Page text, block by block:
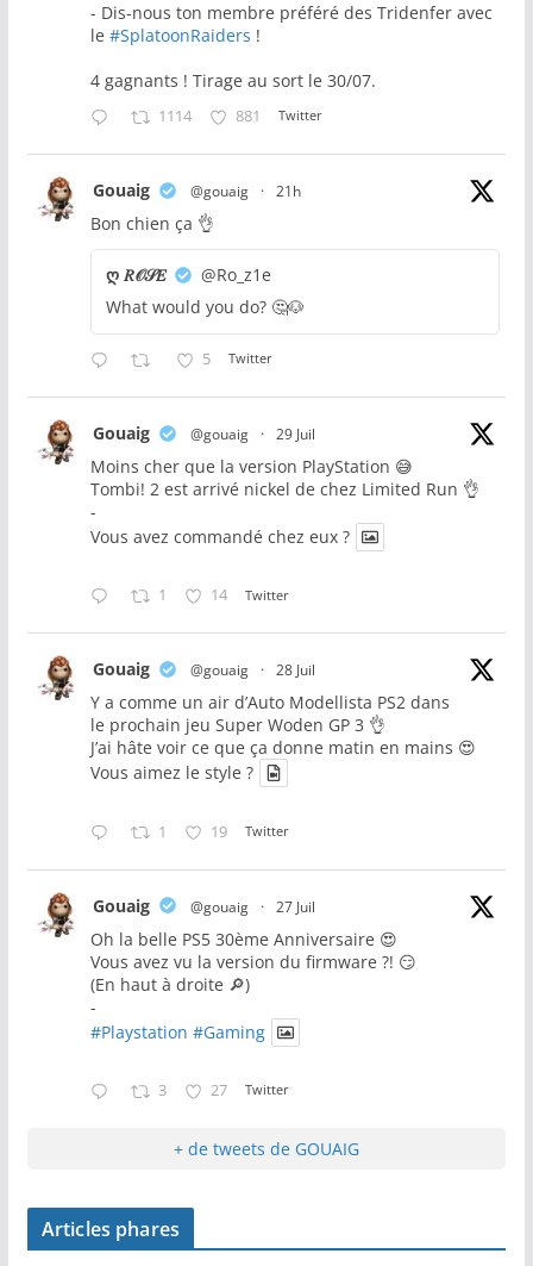
- Dis-nous ton membre préféré des Tridenfer avec
le #SplatoonRaiders !
4 gagnants ! Tirage au sort le 30/07.
1114 881 Twitter
Gouaig @gouaig · 21h
Bon chien ça 👌
ღ 𝑅𝒪𝒮𝐸
@Ro_z1e
What would you do? 🤔🐶
5 Twitter
Gouaig @gouaig · 29 Juil
Moins cher que la version PlayStation 😅
Tombi! 2 est arrivé nickel de chez Limited Run 👌
-
Vous avez commandé chez eux ?
1 14 Twitter
Gouaig @gouaig · 28 Juil
Y a comme un air d’Auto Modellista PS2 dans
le prochain jeu Super Woden GP 3 👌
J’ai hâte voir ce que ça donne matin en mains 😍
Vous aimez le style ?
1 19 Twitter
Gouaig @gouaig · 27 Juil
Oh la belle PS5 30ème Anniversaire 😍
Vous avez vu la version du firmware ?! 😏
(En haut à droite 🔎)
-
#Playstation #Gaming
3 27 Twitter
+ de tweets de GOUAIG
Articles phares